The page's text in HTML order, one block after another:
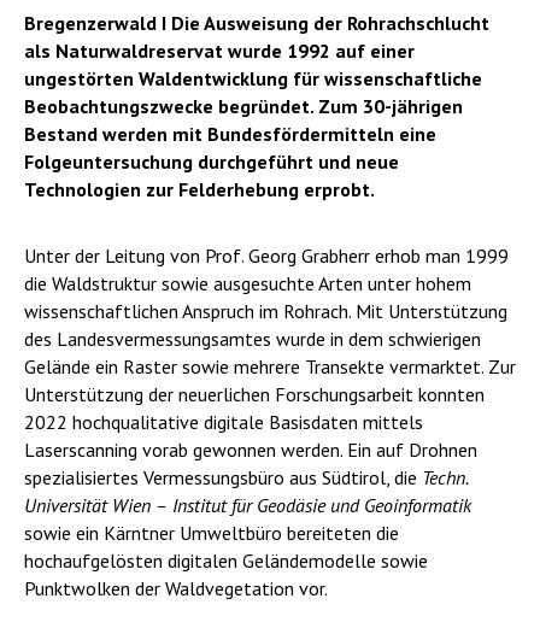
Bregenzerwald I Die Ausweisung der Rohrachschlucht
als Naturwaldreservat wurde 1992 auf einer
ungestörten Waldentwicklung für wissenschaftliche
Beobachtungszwecke begründet. Zum 30-jährigen
Bestand werden mit Bundesfördermitteln eine
Folgeuntersuchung durchgeführt und neue
Technologien zur Felderhebung erprobt.
Unter der Leitung von Prof. Georg Grabherr erhob man 1999
die Waldstruktur sowie ausgesuchte Arten unter hohem
wissenschaftlichen Anspruch im Rohrach. Mit Unterstützung
des Landesvermessungsamtes wurde in dem schwierigen
Gelände ein Raster sowie mehrere Transekte vermarktet. Zur
Unterstützung der neuerlichen Forschungsarbeit konnten
2022 hochqualitative digitale Basisdaten mittels
Laserscanning vorab gewonnen werden. Ein auf Drohnen
spezialisiertes Vermessungsbüro aus Südtirol, die Techn.
Universität Wien – Institut für Geodäsie und Geoinformatik
sowie ein Kärntner Umweltbüro bereiteten die
hochaufgelösten digitalen Geländemodelle sowie
Punktwolken der Waldvegetation vor.